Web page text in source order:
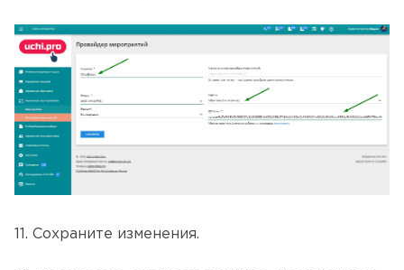
11. Сохраните изменения.